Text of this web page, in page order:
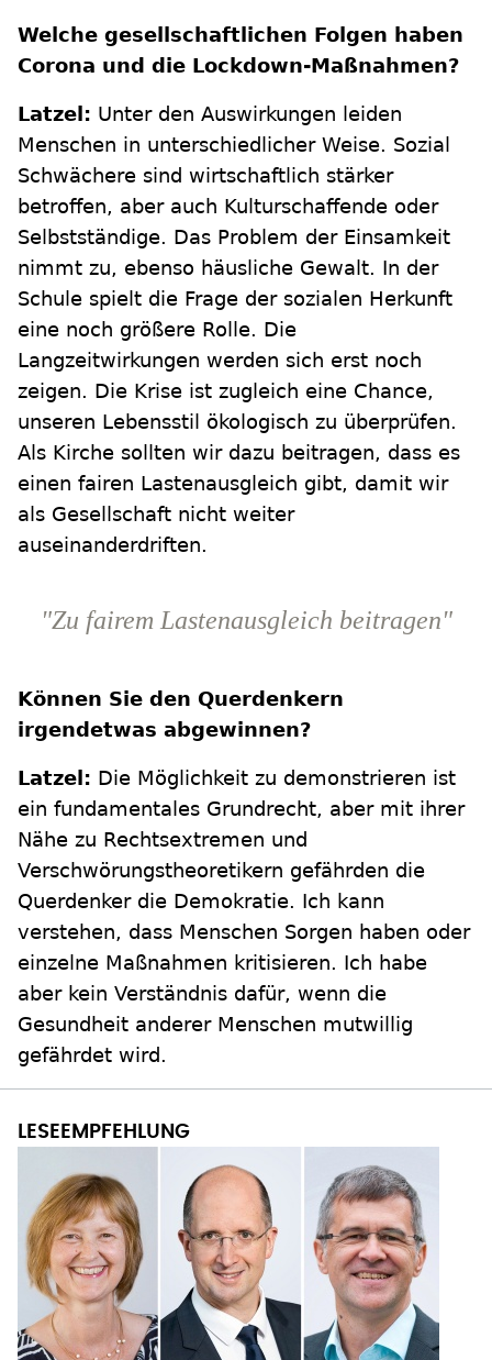
Welche gesellschaftlichen Folgen haben
Corona und die Lockdown-Maßnahmen?
Latzel: Unter den Auswirkungen leiden
Menschen in unterschiedlicher Weise. Sozial
Schwächere sind wirtschaftlich stärker
betroffen, aber auch Kulturschaffende oder
Selbstständige. Das Problem der Einsamkeit
nimmt zu, ebenso häusliche Gewalt. In der
Schule spielt die Frage der sozialen Herkunft
eine noch größere Rolle. Die
Langzeitwirkungen werden sich erst noch
zeigen. Die Krise ist zugleich eine Chance,
unseren Lebensstil ökologisch zu überprüfen.
Als Kirche sollten wir dazu beitragen, dass es
einen fairen Lastenausgleich gibt, damit wir
als Gesellschaft nicht weiter
auseinanderdriften.
"Zu fairem Lastenausgleich beitragen"
Können Sie den Querdenkern
irgendetwas abgewinnen?
Latzel: Die Möglichkeit zu demonstrieren ist
ein fundamentales Grundrecht, aber mit ihrer
Nähe zu Rechtsextremen und
Verschwörungstheoretikern gefährden die
Querdenker die Demokratie. Ich kann
verstehen, dass Menschen Sorgen haben oder
einzelne Maßnahmen kritisieren. Ich habe
aber kein Verständnis dafür, wenn die
Gesundheit anderer Menschen mutwillig
gefährdet wird.